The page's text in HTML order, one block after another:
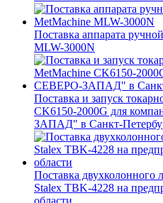
Поставка аппарата
MLW-3000N
Поставка и запуск
CK6150-2000G для
ЗАПАД" в Санкт-
Поставка двухколонного
Stalex TBK-4228 на
области